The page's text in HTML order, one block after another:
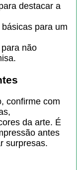
destacar a
para um
não
confirme com
da arte. É
antes
surpresas.